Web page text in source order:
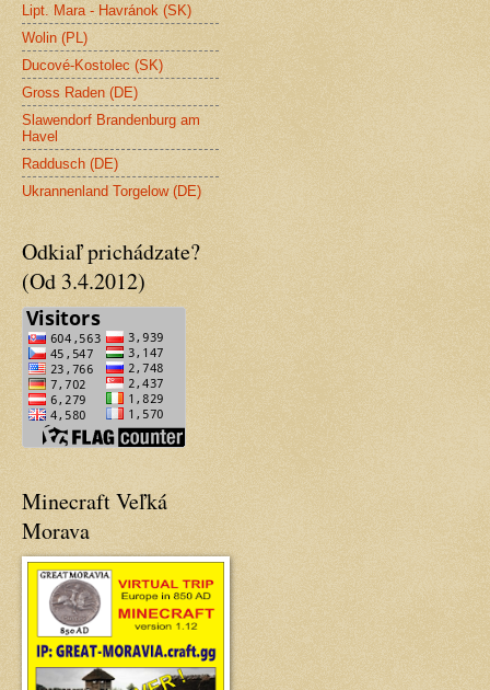
Lipt. Mara - Havránok (SK)
Wolin (PL)
Ducové-Kostolec (SK)
Gross Raden (DE)
Slawendorf Brandenburg am
Havel
Raddusch (DE)
Ukrannenland Torgelow (DE)
Odkiaľ prichádzate?
(Od 3.4.2012)
Minecraft Veľká
Morava